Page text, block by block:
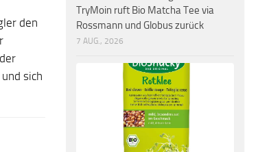
den
sich
TryMoin ruft Bio Matcha Tee via
Rossmann und Globus zurück
7 AUG., 2026